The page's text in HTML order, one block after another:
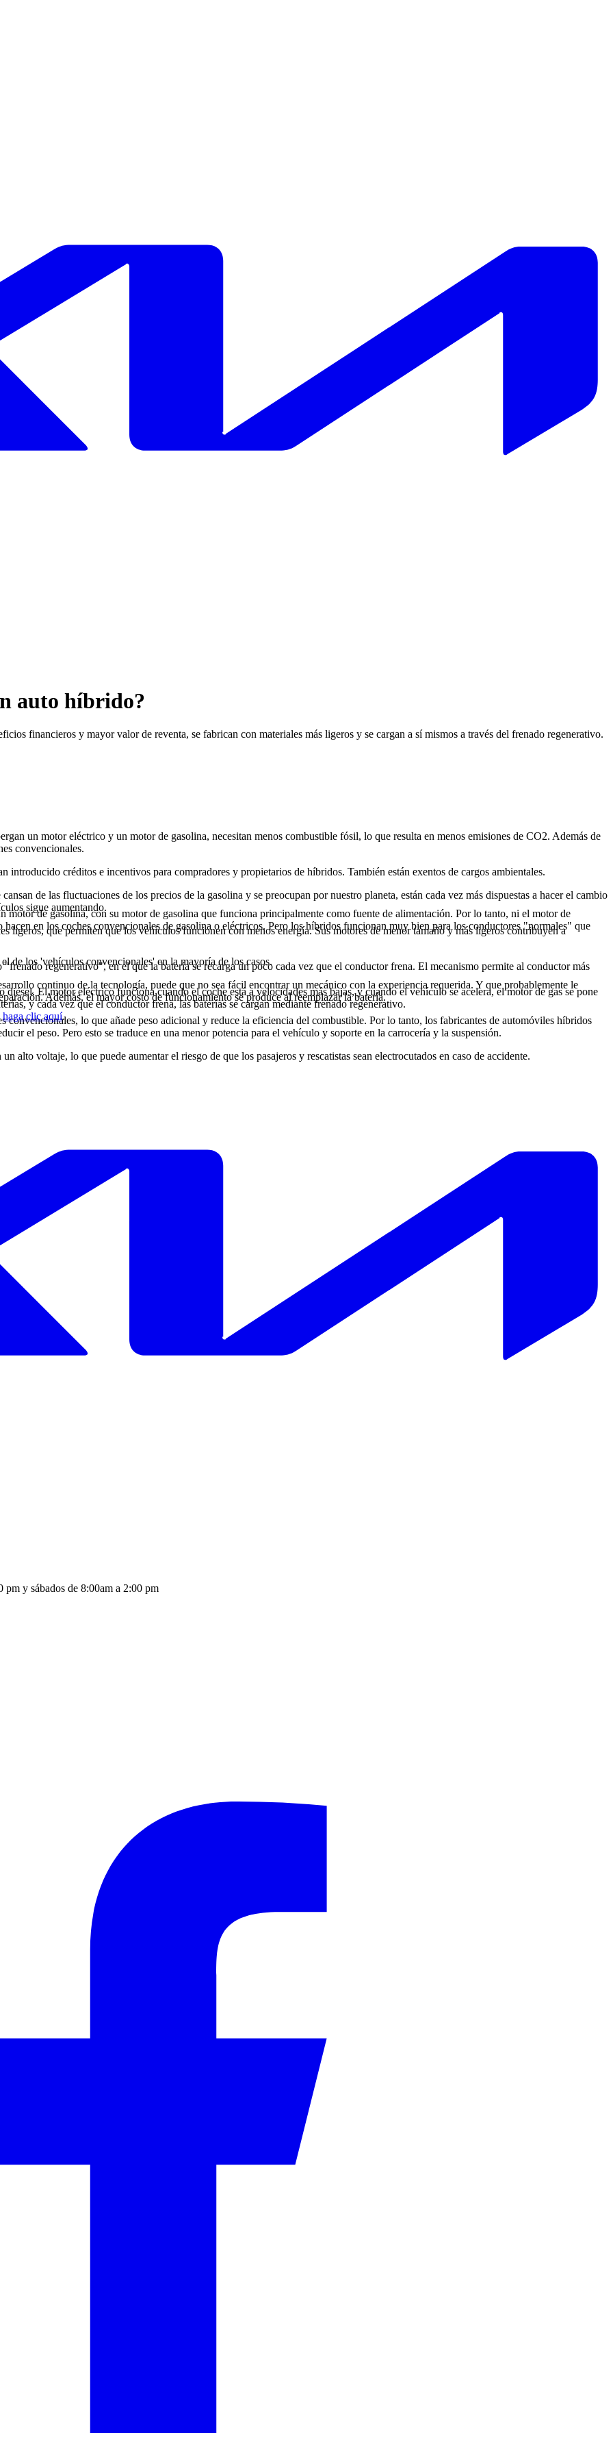
auto híbrido?
financieros y mayor valor de reventa, se fabrican con materiales más ligeros y se cargan a sí mismos a través del frenado regenerativo.
un motor eléctrico y un motor de gasolina, necesitan menos combustible fósil, lo que resulta en menos emisiones de CO2. Además de
convencionales.
introducido créditos e incentivos para compradores y propietarios de híbridos. También están exentos de cargos ambientales.
de las fluctuaciones de los precios de la gasolina y se preocupan por nuestro planeta, están cada vez más dispuestas a hacer el cambio
sigue aumentando.
ligeros, que permiten que los vehículos funcionen con menos energía. Sus motores de menor tamaño y más ligeros contribuyen a
"frenado regenerativo", en el que la batería se recarga un poco cada vez que el conductor frena. El mecanismo permite al conductor más
de gasolina, con su motor de gasolina que funciona principalmente como fuente de alimentación. Por lo tanto, ni el motor de
en los coches convencionales de gasolina o eléctricos. Pero los híbridos funcionan muy bien para los conductores "normales" que
de los 'vehículos convencionales' en la mayoría de los casos.
continuo de la tecnología, puede que no sea fácil encontrar un mecánico con la experiencia requerida. Y que probablemente le
Además, el mayor costo de funcionamiento se produce al reemplazar la batería.
convencionales, lo que añade peso adicional y reduce la eficiencia del combustible. Por lo tanto, los fabricantes de automóviles híbridos
el peso. Pero esto se traduce en una menor potencia para el vehículo y soporte en la carrocería y la suspensión.
alto voltaje, lo que puede aumentar el riesgo de que los pasajeros y rescatistas sean electrocutados en caso de accidente.
El motor eléctrico funciona cuando el coche está a velocidades más bajas, y cuando el vehículo se acelera, el motor de gas se pone
y cada vez que el conductor frena, las baterías se cargan mediante frenado regenerativo.
haga clic aquí.
pm y sábados de 8:00am a 2:00 pm